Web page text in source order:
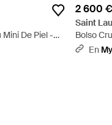
De Piel -
2 600 €
Saint
Bolso
En